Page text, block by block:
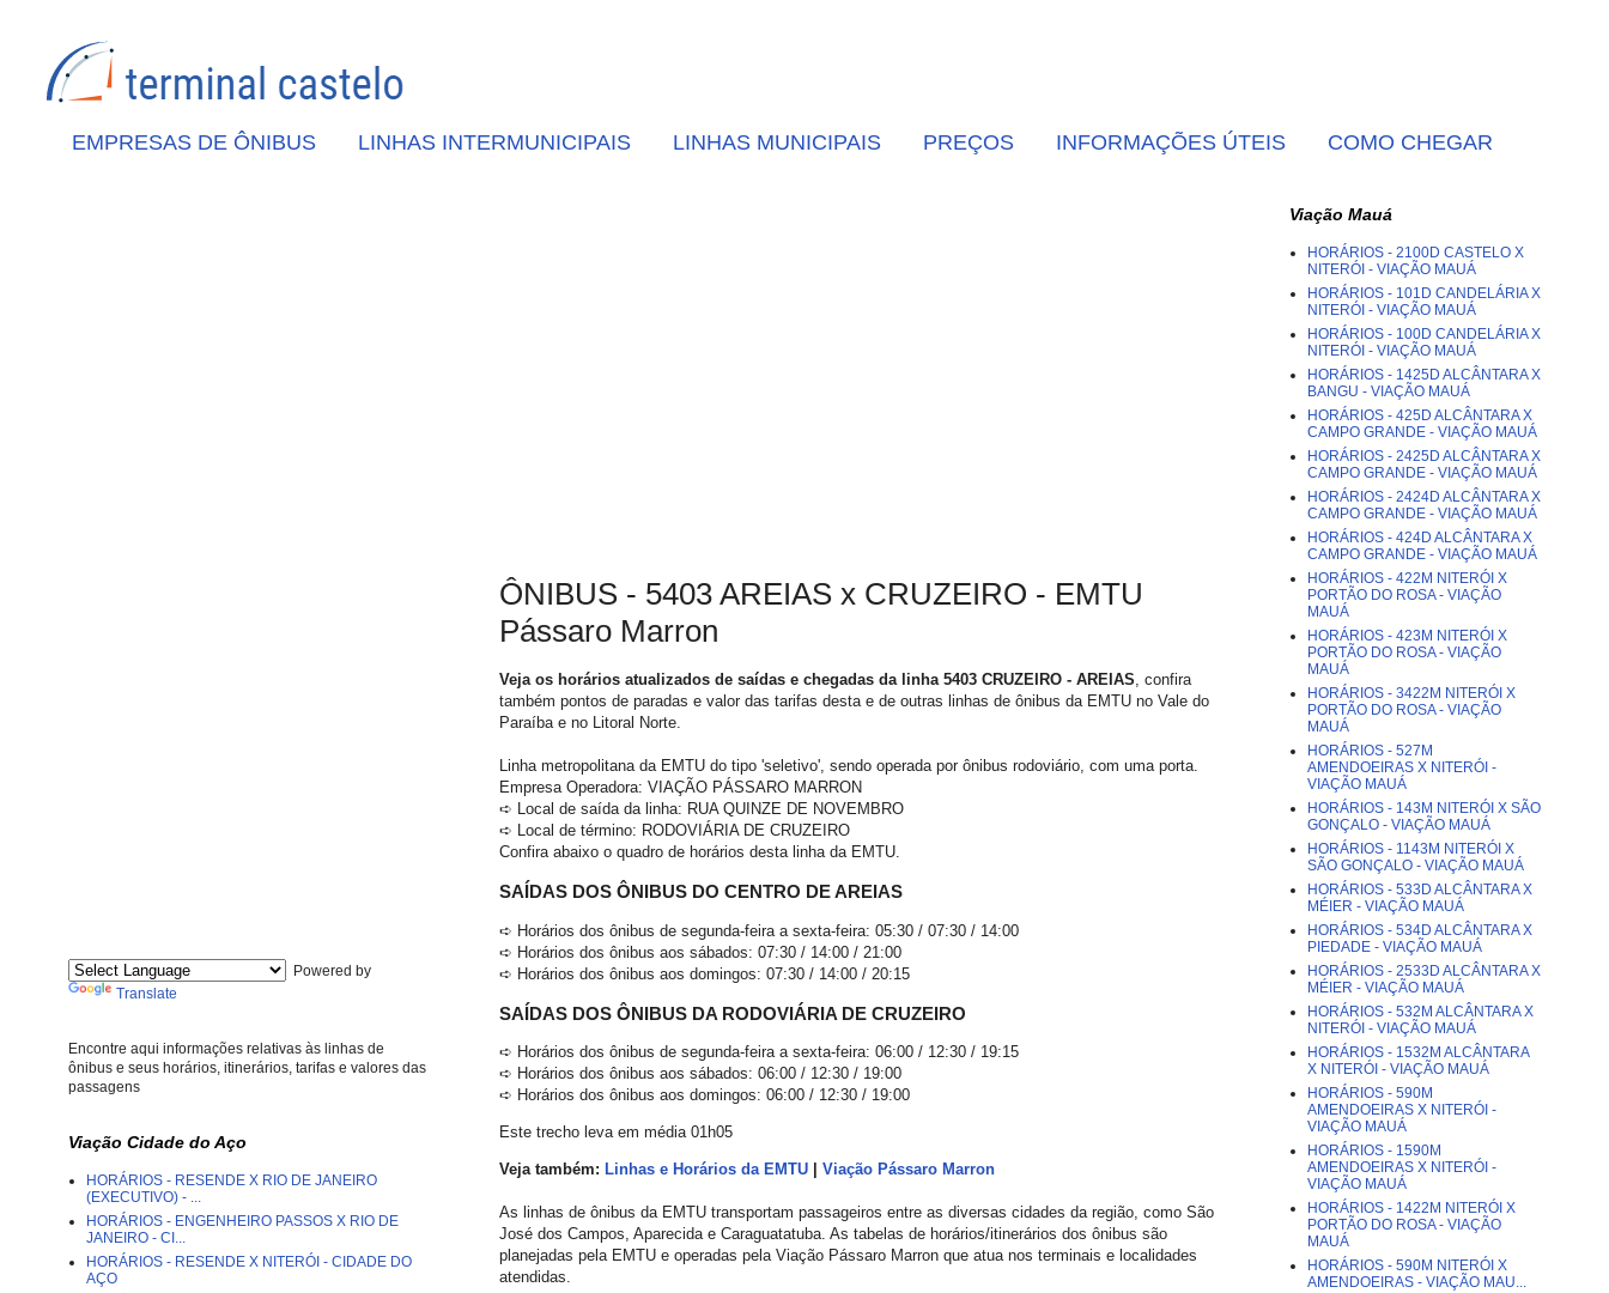
EMPRESAS DE ÔNIBUS LINHAS INTERMUNICIPAIS LINHAS MUNICIPAIS PREÇOS INFORMAÇÕES ÚTEIS COMO CHEGAR
ÔNIBUS - 5403 AREIAS x CRUZEIRO - EMTU
Pássaro Marron
Veja os horários atualizados de saídas e chegadas da linha 5403 CRUZEIRO - AREIAS, confira
também pontos de paradas e valor das tarifas desta e de outras linhas de ônibus da EMTU no Vale do
Paraíba e no Litoral Norte.
Linha metropolitana da EMTU do tipo 'seletivo', sendo operada por ônibus rodoviário, com uma porta.
Empresa Operadora: VIAÇÃO PÁSSARO MARRON
➪ Local de saída da linha: RUA QUINZE DE NOVEMBRO
➪ Local de término: RODOVIÁRIA DE CRUZEIRO
Confira abaixo o quadro de horários desta linha da EMTU.
SAÍDAS DOS ÔNIBUS DO CENTRO DE AREIAS
➪ Horários dos ônibus de segunda-feira a sexta-feira: 05:30 / 07:30 / 14:00
➪ Horários dos ônibus aos sábados: 07:30 / 14:00 / 21:00
➪ Horários dos ônibus aos domingos: 07:30 / 14:00 / 20:15
SAÍDAS DOS ÔNIBUS DA RODOVIÁRIA DE CRUZEIRO
➪ Horários dos ônibus de segunda-feira a sexta-feira: 06:00 / 12:30 / 19:15
➪ Horários dos ônibus aos sábados: 06:00 / 12:30 / 19:00
➪ Horários dos ônibus aos domingos: 06:00 / 12:30 / 19:00
Este trecho leva em média 01h05
Veja também: Linhas e Horários da EMTU Viação Pássaro Marron
As linhas de ônibus da EMTU transportam passageiros entre as diversas cidades da região, como São
José dos Campos, Aparecida e Caraguatatuba. As tabelas de horários/itinerários dos ônibus são
planejadas pela EMTU e operadas pela Viação Pássaro Marron que atua nos terminais e localidades
atendidas.
Powered by
Translate
Encontre aqui informações relativas às linhas de
ônibus e seus horários, itinerários, tarifas e valores das
passagens
Viação Cidade do Aço
HORÁRIOS - RESENDE X RIO DE JANEIRO
(EXECUTIVO) - ...
HORÁRIOS - ENGENHEIRO PASSOS X RIO DE
JANEIRO - CI...
HORÁRIOS - RESENDE X NITERÓI - CIDADE DO
AÇO
Viação Mauá
HORÁRIOS - 2100D CASTELO X
NITERÓI - VIAÇÃO MAUÁ
HORÁRIOS - 101D CANDELÁRIA X
NITERÓI - VIAÇÃO MAUÁ
HORÁRIOS - 100D CANDELÁRIA X
NITERÓI - VIAÇÃO MAUÁ
HORÁRIOS - 1425D ALCÂNTARA X
BANGU - VIAÇÃO MAUÁ
HORÁRIOS - 425D ALCÂNTARA X
CAMPO GRANDE - VIAÇÃO MAUÁ
HORÁRIOS - 2425D ALCÂNTARA X
CAMPO GRANDE - VIAÇÃO MAUÁ
HORÁRIOS - 2424D ALCÂNTARA X
CAMPO GRANDE - VIAÇÃO MAUÁ
HORÁRIOS - 424D ALCÂNTARA X
CAMPO GRANDE - VIAÇÃO MAUÁ
HORÁRIOS - 422M NITERÓI X
PORTÃO DO ROSA - VIAÇÃO
MAUÁ
HORÁRIOS - 423M NITERÓI X
PORTÃO DO ROSA - VIAÇÃO
MAUÁ
HORÁRIOS - 3422M NITERÓI X
PORTÃO DO ROSA - VIAÇÃO
MAUÁ
HORÁRIOS - 527M
AMENDOEIRAS X NITERÓI -
VIAÇÃO MAUÁ
HORÁRIOS - 143M NITERÓI X SÃO
GONÇALO - VIAÇÃO MAUÁ
HORÁRIOS - 1143M NITERÓI X
SÃO GONÇALO - VIAÇÃO MAUÁ
HORÁRIOS - 533D ALCÂNTARA X
MÉIER - VIAÇÃO MAUÁ
HORÁRIOS - 534D ALCÂNTARA X
PIEDADE - VIAÇÃO MAUÁ
HORÁRIOS - 2533D ALCÂNTARA X
MÉIER - VIAÇÃO MAUÁ
HORÁRIOS - 532M ALCÂNTARA X
NITERÓI - VIAÇÃO MAUÁ
HORÁRIOS - 1532M ALCÂNTARA
X NITERÓI - VIAÇÃO MAUÁ
HORÁRIOS - 590M
AMENDOEIRAS X NITERÓI -
VIAÇÃO MAUÁ
HORÁRIOS - 1590M
AMENDOEIRAS X NITERÓI -
VIAÇÃO MAUÁ
HORÁRIOS - 1422M NITERÓI X
PORTÃO DO ROSA - VIAÇÃO
MAUÁ
HORÁRIOS - 590M NITERÓI X
AMENDOEIRAS - VIAÇÃO MAU...